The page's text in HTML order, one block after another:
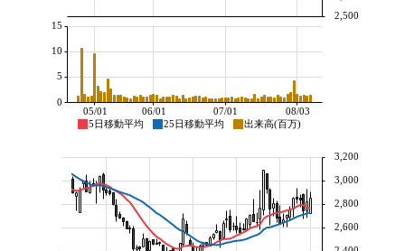
5日移動平均 25日移動平均 出来高(百万)
08/03
07/01
06/01
05/01
2,500
0
5
10
15
2,600
2,800
3,000
3,200